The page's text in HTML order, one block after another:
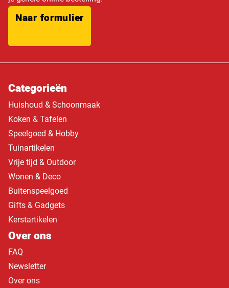
Naar formulier
Categorieën
Huishoud & Schoonmaak
Koken & Tafelen
Speelgoed & Hobby
Tuinartikelen
Vrije tijd & Outdoor
Wonen & Deco
Buitenspeelgoed
Gifts & Gadgets
Kerstartikelen
Over ons
FAQ
Newsletter
Over ons